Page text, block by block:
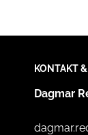
KONTAKT
Dagmar